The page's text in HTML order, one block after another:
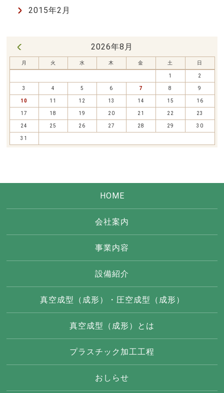
2015年2月
2026年8月
月 火 水 木 金 土 日
1 2
3 4 5 6 7 8 9
10 11 12 13 14 15 16
17 18 19 20 21 22 23
24 25 26 27 28 29 30
31
HOME
会社案内
事業内容
設備紹介
真空成型（成形）・圧空成型（成形）
真空成型（成形）とは
プラスチック加工工程
おしらせ